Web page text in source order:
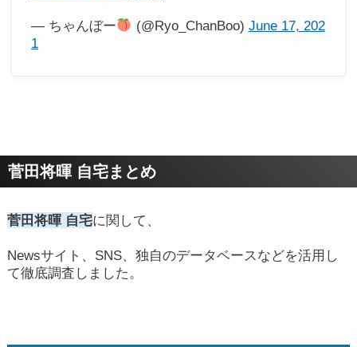
— ちゃんぼー (@Ryo_ChanBoo) June 17, 202
1
菅田将暉 自宅まとめ
菅田将暉 自宅に関して、
Newsサイト、SNS、独自のデータベースなどを活用し
て徹底調査しました。